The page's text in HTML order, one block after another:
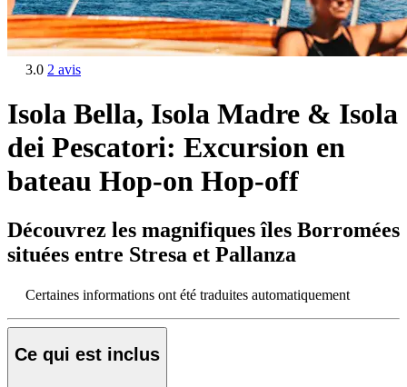
3.0 2 avis
Isola Bella, Isola Madre & Isola
dei Pescatori: Excursion en
bateau Hop-on Hop-off
Découvrez les magnifiques îles Borromées
situées entre Stresa et Pallanza
Certaines informations ont été traduites automatiquement
Ce qui est inclus